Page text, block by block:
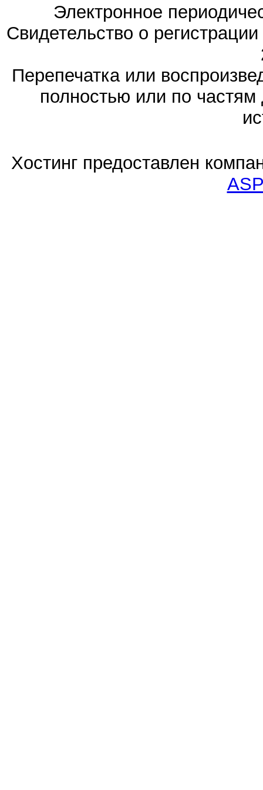
Электронное
Свидетельство о
Перепечатка или
полностью или по частям
Хостинг предоставлен